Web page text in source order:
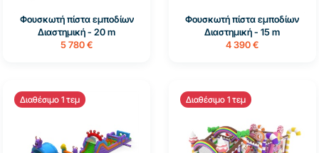
Φουσκωτή πίστα εμποδίων
Διαστημική - 20 m
5 780 €
Φουσκωτή πίστα εμποδίων
Διαστημική - 15 m
4 390 €
Διαθέσιμο 1 τεμ Διαθέσιμο 1 τεμ